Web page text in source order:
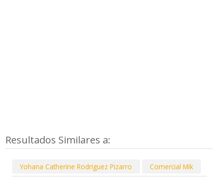
Resultados Similares a:
Yohana Catherine Rodriguez Pizarro
Comercial Mik